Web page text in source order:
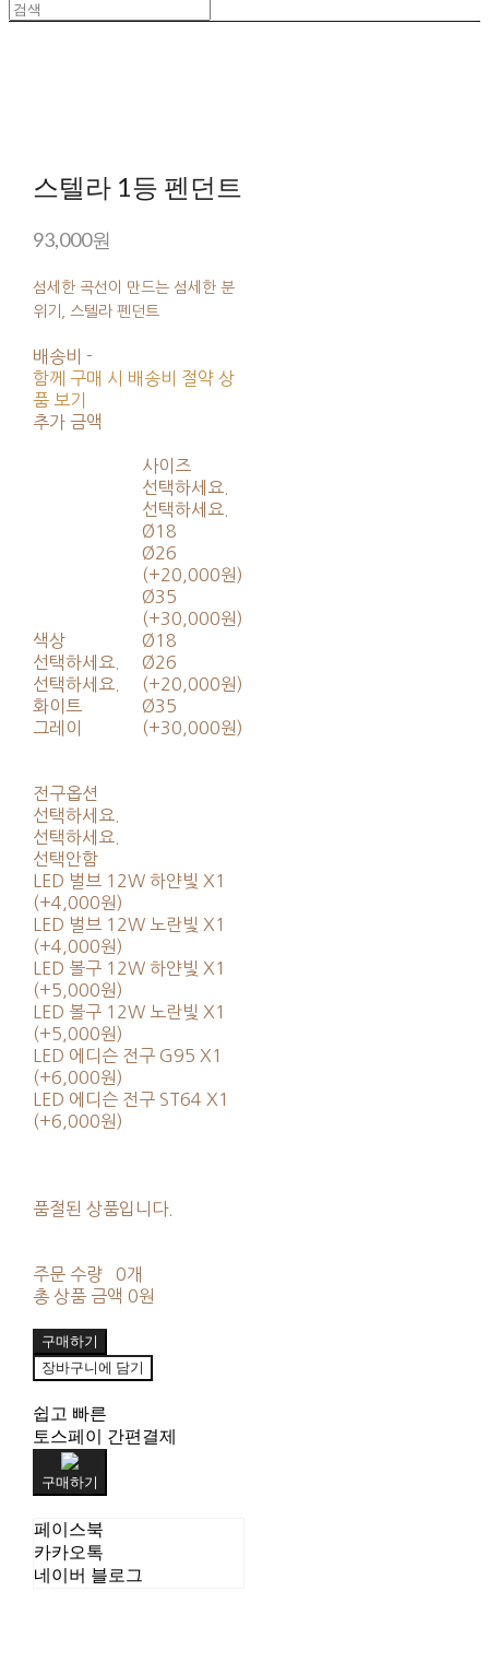
스텔라 1등 펜던트
93,000원
섬세한 곡선이 만드는 섬세한 분
위기, 스텔라 펜던트
배송비 -
함께 구매 시 배송비 절약 상
품 보기
추가 금액
색상
선택하세요.
선택하세요.
화이트
그레이
사이즈
선택하세요.
선택하세요.
Ø18
Ø26
(+20,000원)
Ø35
(+30,000원)
Ø18
Ø26
(+20,000원)
Ø35
(+30,000원)
전구옵션
선택하세요.
선택하세요.
선택안함
LED 벌브 12W 하얀빛 X1
(+4,000원)
LED 벌브 12W 노란빛 X1
(+4,000원)
LED 볼구 12W 하얀빛 X1
(+5,000원)
LED 볼구 12W 노란빛 X1
(+5,000원)
LED 에디슨 전구 G95 X1
(+6,000원)
LED 에디슨 전구 ST64 X1
(+6,000원)
품절된 상품입니다.
주문 수량
0개
총 상품 금액 0원
구매하기
장바구니에 담기
쉽고 빠른
토스페이 간편결제
구매하기
페이스북
카카오톡
네이버 블로그